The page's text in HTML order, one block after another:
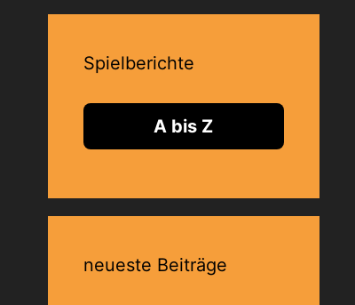
Spielberichte
A bis Z
neueste Beiträge